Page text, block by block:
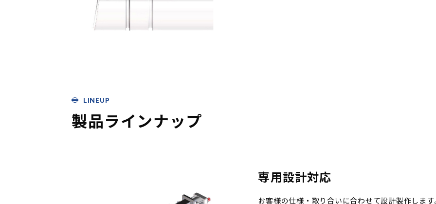
LINEUP
製品ラインナップ
専用設計対応
お客様の仕様・取り合いに合わせて設計製作します